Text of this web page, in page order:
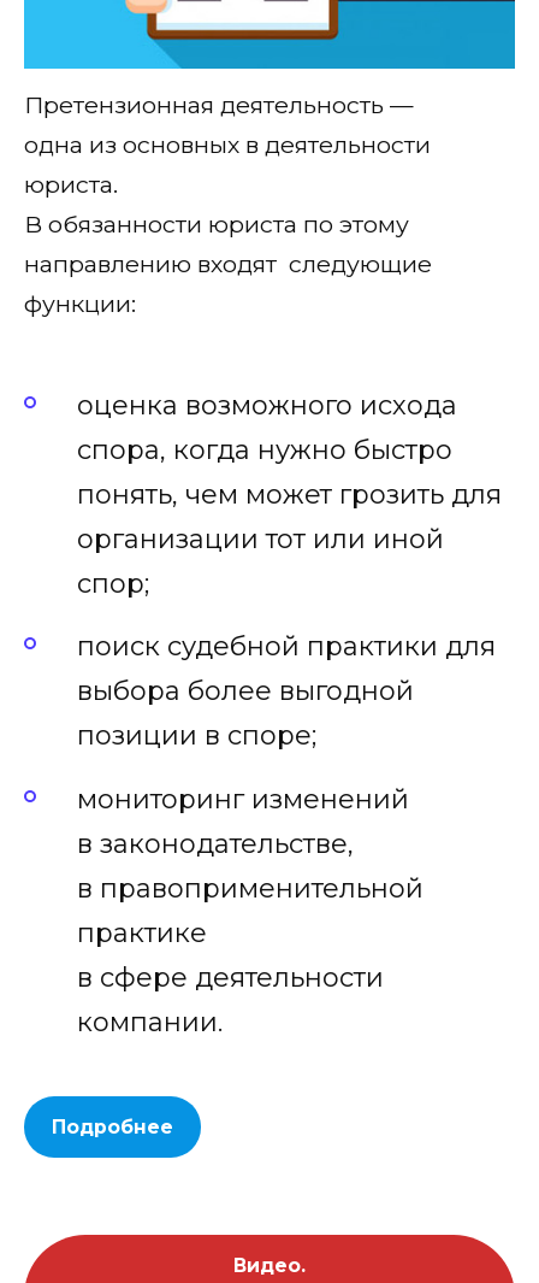
Претензионная деятельность —
одна из основных в деятельности
юриста.
В обязанности юриста по этому
направлению входят следующие
функции:
оценка возможного исхода
спора, когда нужно быстро
понять, чем может грозить для
организации тот или иной
спор;
поиск судебной практики для
выбора более выгодной
позиции в споре;
мониторинг изменений
в законодательстве,
в правоприменительной
практике
в сфере деятельности
компании.
Подробнее
Видео.